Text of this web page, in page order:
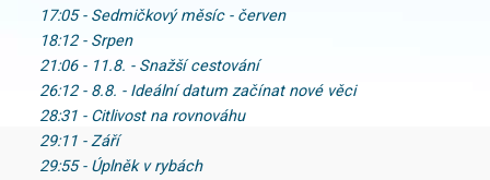
17:05 - Sedmičkový měsíc - červen
18:12 - Srpen
21:06 - 11.8. - Snažší cestování
26:12 - 8.8. - Ideální datum začínat nové věci
28:31 - Citlivost na rovnováhu
29:11 - Září
29:55 - Úplněk v rybách